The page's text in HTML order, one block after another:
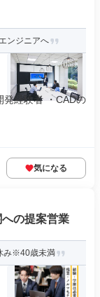
ンジニアへ
経験者 ・CADの
気になる
の提案営業
み※40歳未満